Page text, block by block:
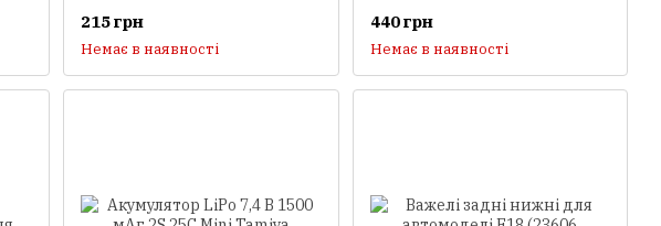
запчастини Himoto)
215 грн
Немає в наявності
машинок Himoto)
440 грн
Немає в наявності